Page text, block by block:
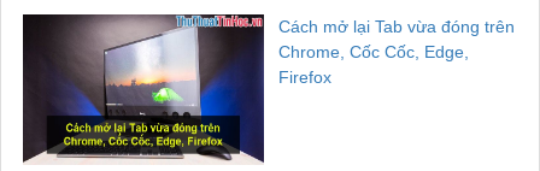
Cách mở lại Tab vừa đóng trên
Chrome, Cốc Cốc, Edge,
Firefox